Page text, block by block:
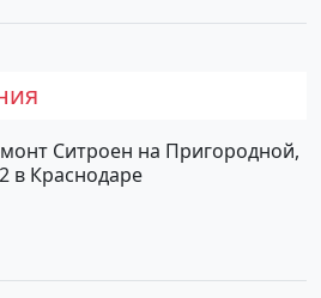
Ситроен на Пригородной,
в Краснодаре